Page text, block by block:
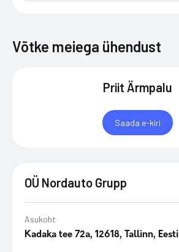
Võtke meiega ühendust
Priit Ärmpalu
Saada e-kiri
OÜ Nordauto Grupp
Asukoht
Kadaka tee 72a, 12618, Tallinn, Eesti